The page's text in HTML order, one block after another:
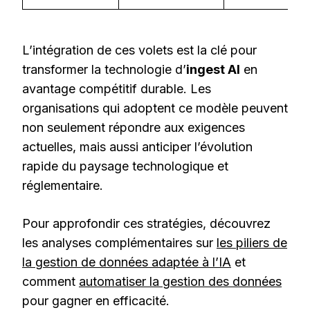
L’intégration de ces volets est la clé pour
transformer la technologie d’ingest AI en
avantage compétitif durable. Les
organisations qui adoptent ce modèle peuvent
non seulement répondre aux exigences
actuelles, mais aussi anticiper l’évolution
rapide du paysage technologique et
réglementaire.
Pour approfondir ces stratégies, découvrez
les analyses complémentaires sur les piliers de
la gestion de données adaptée à l’IA et
comment automatiser la gestion des données
pour gagner en efficacité.